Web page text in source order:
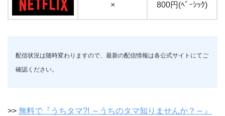
× 800円(ﾍﾞｰｼｯｸ)
配信状況は随時変わりますので、最新の配信情報は各公式サイトにてご
確認ください。
>> 無料で『うちタマ?! ～うちのタマ知りませんか？～』